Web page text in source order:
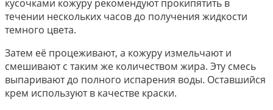
кусочками кожуру рекомендуют прокипятить в
течении нескольких часов до получения жидкости
темного цвета.
Затем её процеживают, а кожуру измельчают и
смешивают с таким же количеством жира. Эту смесь
выпаривают до полного испарения воды. Оставшийся
крем используют в качестве краски.